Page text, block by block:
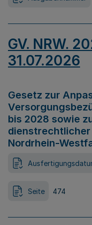
GV. NRW.
31.07.2026
Gesetz zur
bis 2028 sowie
Nordrhein-
Seite 474